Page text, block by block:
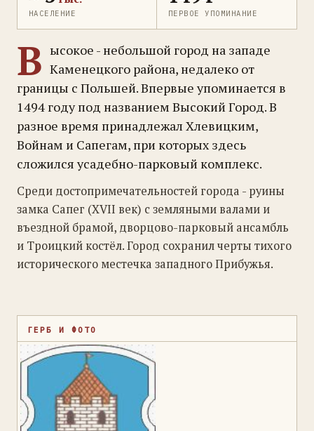
НАСЕЛЕНИЕ ПЕРВОЕ УПОМИНАНИЕ
В ысокое - небольшой город на западе
Каменецкого района, недалеко от
границы с Польшей. Впервые упоминается в
1494 году под названием Высокий Город. В
разное время принадлежал Хлевицким,
Войнам и Сапегам, при которых здесь
сложился усадебно-парковый комплекс.
Среди достопримечательностей города - руины
замка Сапег (XVII век) с земляными валами и
въездной брамой, дворцово-парковый ансамбль
и Троицкий костёл. Город сохранил черты тихого
исторического местечка западного Прибужья.
ГЕРБ И ФОТО